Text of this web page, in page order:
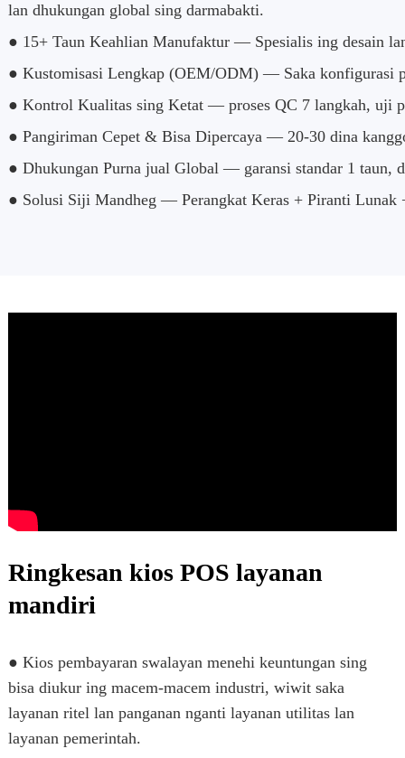
lan dhukungan global sing darmabakti.
● 15+ Taun Keahlian Manufaktur — Spesialis ing desain
● Kustomisasi Lengkap (OEM/ODM) — Saka konfigurasi
● Kontrol Kualitas sing Ketat — proses QC 7 langkah, uji
● Pangiriman Cepet & Bisa Dipercaya — 20-30 dina
● Dhukungan Purna jual Global — garansi standar 1 taun,
● Solusi Siji Mandheg — Perangkat Keras + Piranti Lunak
Ringkesan kios POS layanan
mandiri
● Kios pembayaran swalayan menehi keuntungan sing
bisa diukur ing macem-macem industri, wiwit saka
layanan ritel lan panganan nganti layanan utilitas lan
layanan pemerintah.